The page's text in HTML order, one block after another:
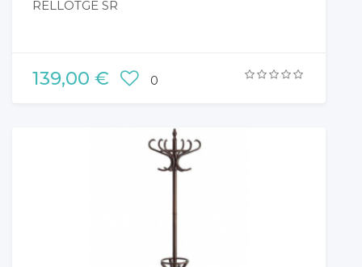
RELLOTGE SR
139,00 € 0